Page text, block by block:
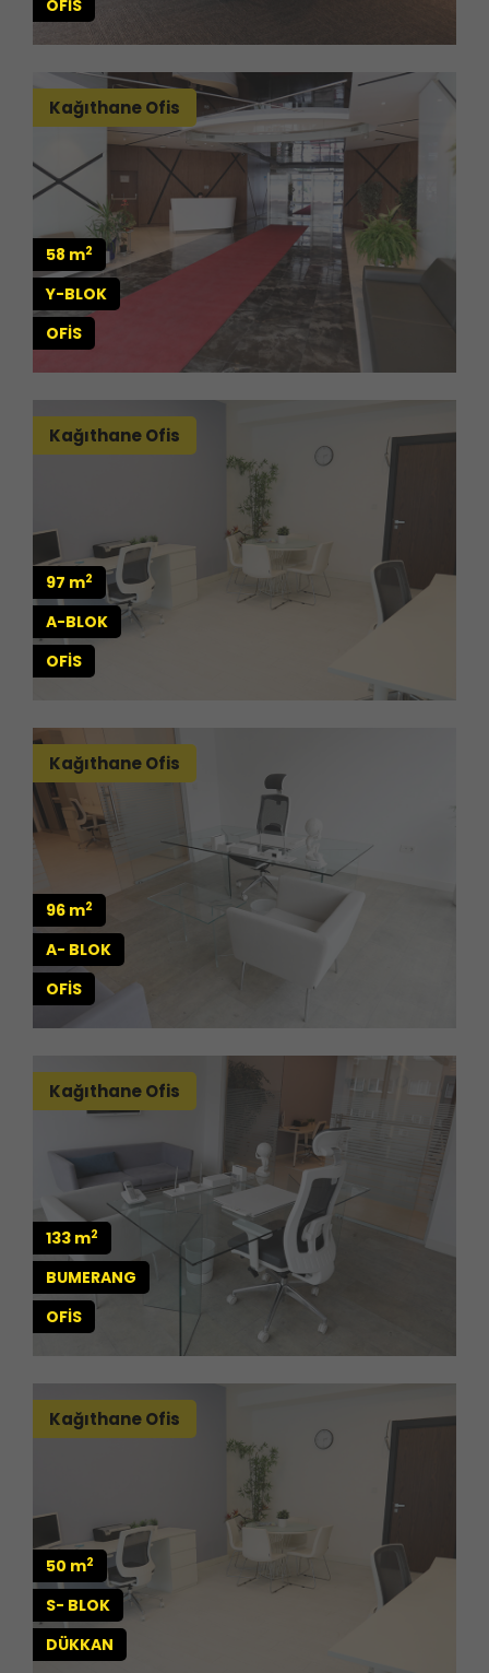
OFİS
Kağıthane Ofis
58 m2
Y-BLOK
OFİS
Kağıthane Ofis
97 m2
A-BLOK
OFİS
Kağıthane Ofis
96 m2
A- BLOK
OFİS
Kağıthane Ofis
133 m2
BUMERANG
OFİS
Kağıthane Ofis
50 m2
S- BLOK
DÜKKAN